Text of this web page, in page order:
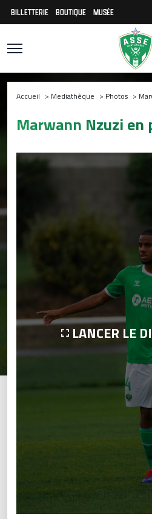
BILLETTERIE BOUTIQUE MUSÉE
Accueil > Mediathèque > Photos >
Marwann Nzuzi en
LANCER LE